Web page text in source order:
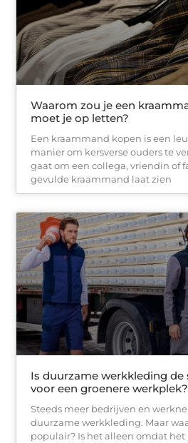
Waarom zou je een
moet je op letten?
Een kraammand kopen is een
manier om kersverse ouders te
gaat om een collega, vriendin of
gevulde kraammand laat zien
Is duurzame werkkleding de
voor een groenere werkplek?
Steeds meer bedrijven en
duurzame werkkleding. Maar
populair? Is het alleen omdat het